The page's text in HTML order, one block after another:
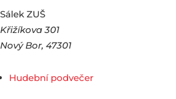
Sálek ZUŠ
Křižíkova 301
Nový Bor, 47301
Hudební podvečer